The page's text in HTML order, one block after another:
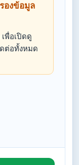
องข้อมูล
พื่อเปิดดู
ดต่อทั้งหมด